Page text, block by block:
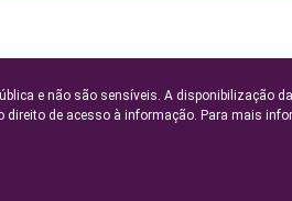
e não são sensíveis. A disponibilização
direito de acesso à informação. Para mais